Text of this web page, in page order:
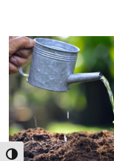
Nagy kontraszt váltása